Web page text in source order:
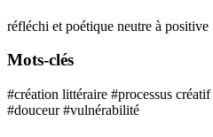
réfléchi et poétique neutre à positive
Mots-clés
#création littéraire #processus créatif
#douceur#vulnérabilité